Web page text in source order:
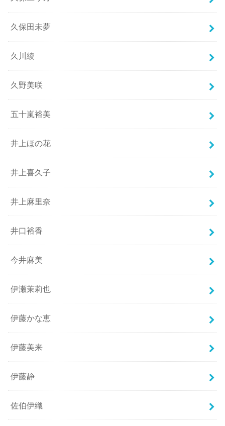
久保田未夢
久川綾
久野美咲
五十嵐裕美
井上ほの花
井上喜久子
井上麻里奈
井口裕香
今井麻美
伊瀬茉莉也
伊藤かな恵
伊藤美来
伊藤静
佐伯伊織